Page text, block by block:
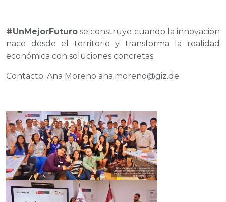
#UnMejorFuturo se construye cuando la innovación
nace desde el territorio y transforma la realidad
económica con soluciones concretas.
Contacto: Ana Moreno ana.moreno@giz.de